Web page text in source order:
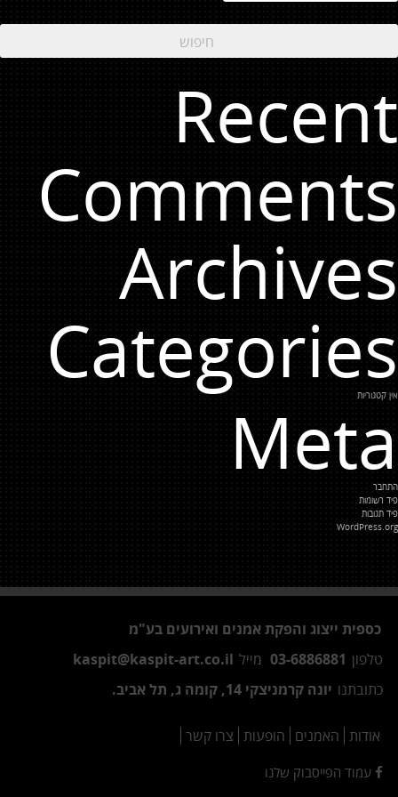
Recent
Comments
Archives
Categories
אין קטגוריות
Meta
התחבר
פיד רשומות
פיד תגובות
WordPress.org
כספית ייצוג והפקת אמנים ואירועים בע"מ
טלפון 03-6886881 מייל kaspit@kaspit-art.co.il
כתובתנו יונה קרמניצקי 14, קומה ג, תל אביב.
אודות האמנים הופעות צרו קשר
עמוד הפייסבוק שלנו